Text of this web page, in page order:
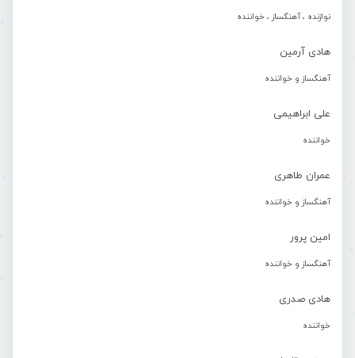
نوازنده ، آهنگساز ، خواننده
هادی آرمین
آهنگساز و خواننده
علی ابراهیمی
خواننده
عمران طاهری
آهنگساز و خواننده
امین پرور
آهنگساز و خواننده
هادی صدری
خواننده